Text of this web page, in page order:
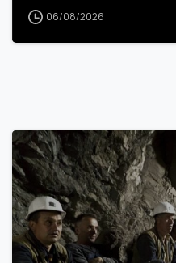
06/08/2026